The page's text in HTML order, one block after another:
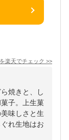
楽天でチェック >>
焼きと、し
子。上生菓
味しさと生
れ生地はお